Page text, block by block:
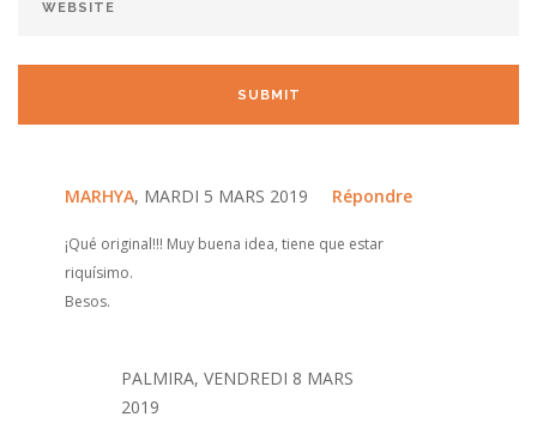
MARHYA, MARDI 5 MARS 2019 Répondre
¡Qué original!!! Muy buena idea, tiene que estar
riquísimo.
Besos.
PALMIRA, VENDREDI 8 MARS
2019